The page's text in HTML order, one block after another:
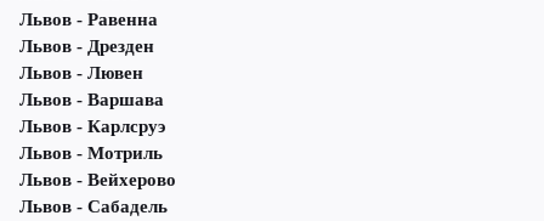
Львов - Равенна
Львов - Дрезден
Львов - Лювен
Львов - Варшава
Львов - Карлсруэ
Львов - Мотриль
Львов - Вейхерово
Львов - Сабадель